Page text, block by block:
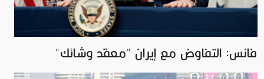
فانس: التفاوض مع إيران "معقد وشائك"